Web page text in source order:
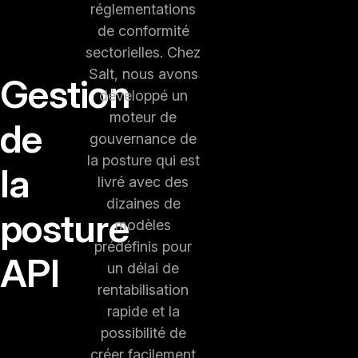
Gestion
de
la
posture
API
réglementations
de conformité
sectorielles. Chez
Salt, nous avons
développé un
moteur de
gouvernance de
la posture qui est
livré avec des
dizaines de
modèles
prédéfinis pour
un délai de
rentabilisation
rapide et la
possibilité de
créer facilement